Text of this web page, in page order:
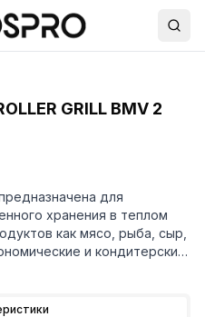
GRILL BMV 2
для
хранения в теплом
как мясо, рыба, сыр,
и кондитерские
внутренним противням
ассортимент товара. За